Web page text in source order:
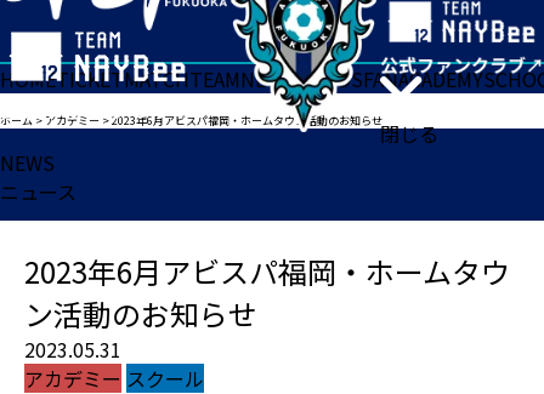
閉じる
HOMETICKETMATCHTEAMNEWSGOODSFANACADEMY
ホーム > アカデミー >2023年6月アビスパ福岡・ホームタウン活動のお知らせ
NEWS
ニュース
2023年6月アビスパ福岡・ホームタウ
ン活動のお知らせ
2023.05.31
アカデミー スクール